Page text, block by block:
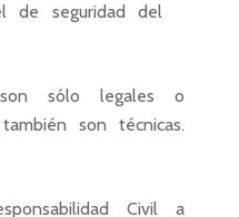
de seguridad del
sólo legales o
son técnicas.
Civil a